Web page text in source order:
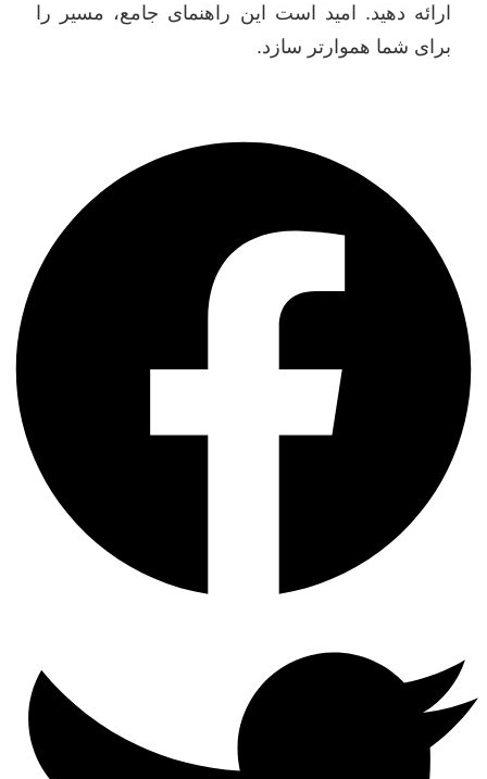
ارائه دهید. امید است این راهنمای جامع، مسیر را
برای شما هموارتر سازد.